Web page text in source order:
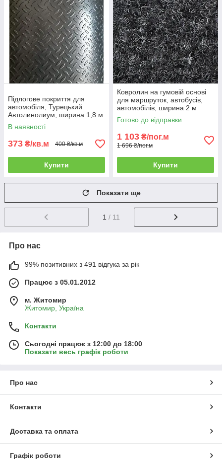
Підлогове покриття для
автомобіля, Турецький
Автолинолиум, ширина 1,8 м
В наявності
373 ₴/кв.м 400 ₴/кв.м
Купити
Ковролин на гумовій основі
для маршруток, автобусів,
автомобілів, ширина 2 м
Готово до відправки
1 103 ₴/пог.м
1 696 ₴/пог.м
Купити
Показати ще
1 / 11
Про нас
99% позитивних з 491 відгука за рік
Працює з 05.01.2012
м. Житомир
Житомир, Україна
Контакти
Сьогодні працює з 12:00 до 18:00
Показати весь графік роботи
Про нас
Контакти
Доставка та оплата
Графік роботи